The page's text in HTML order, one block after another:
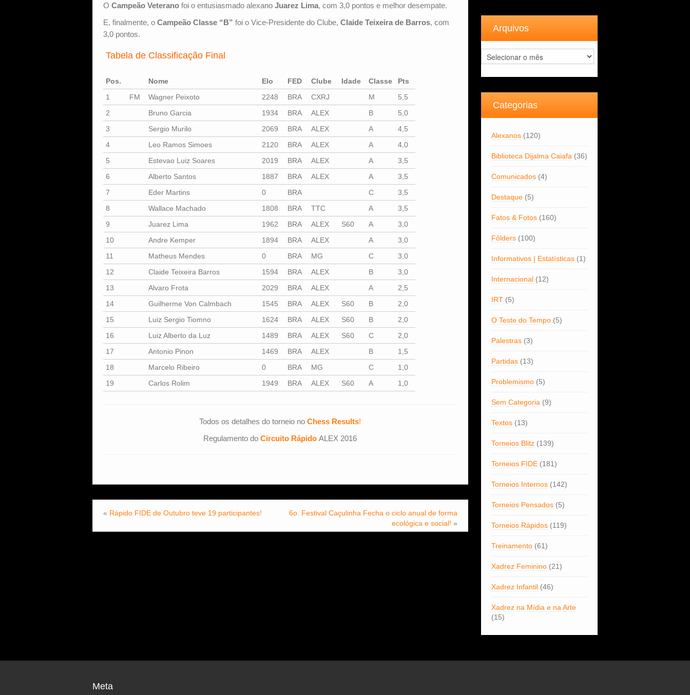
O Campeão Veterano foi o entusiasmado alexano Juarez Lima, com 3,0 pontos e melhor desempate.
E, finalmente, o Campeão Classe “B” foi o Vice-Presidente do Clube, Claide Teixeira de Barros, com
3,0 pontos.
Tabela de Classificação Final
Pos. Nome Elo FED Clube Idade Classe
Pts
1
FM Wagner Peixoto 2248 BRA CXRJ M
5,5
2
Bruno Garcia 1934 BRA ALEX B
5,0
3
Sergio Murilo 2069 BRA ALEX A
4,5
4
Leo Ramos Simoes 2120 BRA ALEX A
4,0
5
Estevao Luiz Soares 2019 BRA ALEX A
3,5
6
Alberto Santos 1887 BRA ALEX A
3,5
7
Eder Martins 0 BRA C
3,5
8
Wallace Machado 1808 BRA TTC A
3,5
9
Juarez Lima 1962 BRA ALEX S60 A
3,0
10
Andre Kemper 1894 BRA ALEX A
3,0
11
Matheus Mendes 0 BRA MG C
3,0
12
Claide Teixeira Barros 1594 BRA ALEX B
3,0
13
Alvaro Frota 2029 BRA ALEX A
2,5
14
Guilherme Von Calmbach 1545 BRA ALEX S60 B
2,0
15
Luiz Sergio Tiomno 1624 BRA ALEX S60 B
2,0
16
Luiz Alberto da Luz 1489 BRA ALEX S60 C
2,0
17
Antonio Pinon 1469 BRA ALEX B
1,5
18
Marcelo Ribeiro 0 BRA MG C
1,0
19
Carlos Rolim 1949 BRA ALEX S60 A 1,0
Todos os detalhes do torneio noChess Results!
Regulamento doCircuito Rápido ALEX 2016
« Rápido FIDE de Outubro teve 19 participantes!
6o. Festival Caçulinha Fecha o ciclo anual de forma
ecológica e social! »
Arquivos
Arquivos
Categorias
Alexanos(120)
Biblioteca Dijalma Caiafa(36)
Comunicados(4)
Destaque(5)
Fatos & Fotos(160)
Fôlders(100)
Informativos | Estatísticas(1)
Internacional(12)
IRT(5)
O Teste do Tempo(5)
Palestras(3)
Partidas(13)
Problemismo(5)
Sem Categoria(9)
Textos(13)
Torneios Blitz(139)
Torneios FIDE(181)
Torneios Internos(142)
Torneios Pensados(5)
Torneios Rápidos(119)
Treinamento(61)
Xadrez Feminino(21)
Xadrez Infantil(46)
Xadrez na Mídia e na Arte
(15)
Meta